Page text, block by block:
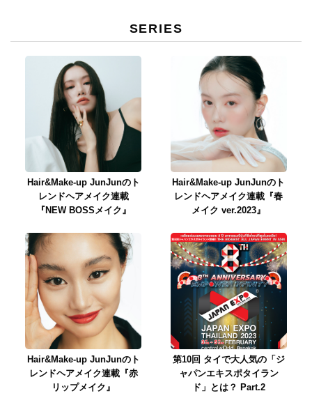
SERIES
Hair&Make-up JunJunのト
レンドヘアメイク連載
『NEW BOSSメイク』
Hair&Make-up JunJunのト
レンドヘアメイク連載『春
メイク ver.2023』
Hair&Make-up JunJunのト
レンドヘアメイク連載『赤
リップメイク』
第10回 タイで大人気の「ジ
ャパンエキスポタイラン
ド」とは？ Part.2